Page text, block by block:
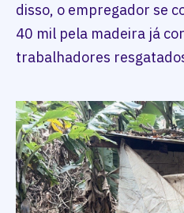
disso, o empregador se
40 mil pela madeira já
trabalhadores